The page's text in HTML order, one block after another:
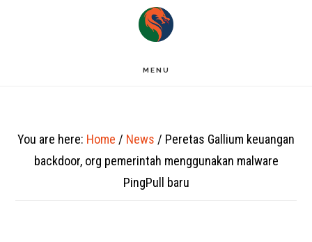
MENU
You are here: Home / News / Peretas Gallium keuangan
backdoor, org pemerintah menggunakan malware
PingPull baru